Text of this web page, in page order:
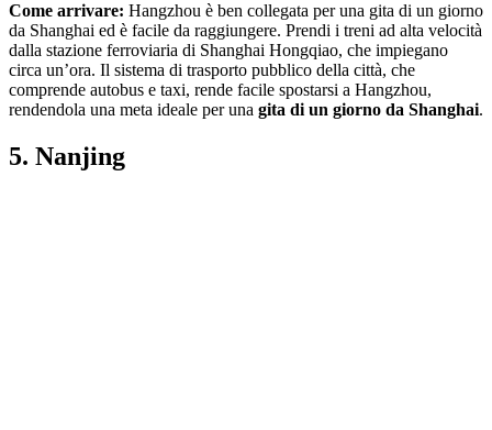
Come arrivare: Hangzhou è ben collegata per una gita di un giorno
da Shanghai ed è facile da raggiungere. Prendi i treni ad alta velocità
dalla stazione ferroviaria di Shanghai Hongqiao, che impiegano
circa un’ora. Il sistema di trasporto pubblico della città, che
comprende autobus e taxi, rende facile spostarsi a Hangzhou,
rendendola una meta ideale per una gita di un giorno da Shanghai.
5. Nanjing